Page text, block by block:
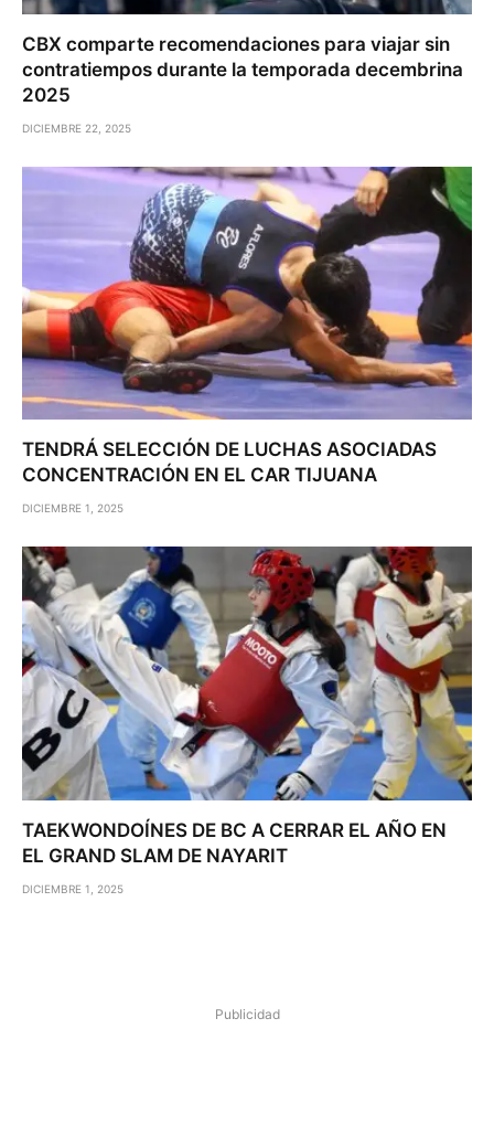
CBX comparte recomendaciones para viajar sin
contratiempos durante la temporada decembrina
2025
DICIEMBRE 22, 2025
TENDRÁ SELECCIÓN DE LUCHAS ASOCIADAS
CONCENTRACIÓN EN EL CAR TIJUANA
DICIEMBRE 1, 2025
TAEKWONDOÍNES DE BC A CERRAR EL AÑO EN
EL GRAND SLAM DE NAYARIT
DICIEMBRE 1, 2025
Publicidad